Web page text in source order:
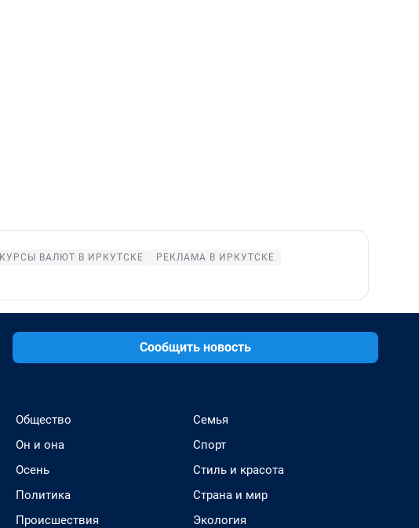
КУРСЫ ВАЛЮТ В ИРКУТСКЕ
РЕКЛАМА В ИРКУТСКЕ
Сообщить новость
Общество
Он и она
Осень
Политика
Происшествия
Семья
Спорт
Стиль и красота
Страна и мир
Экология